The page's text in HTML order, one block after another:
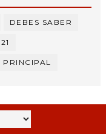
DEBES SABER
PRINCIPAL